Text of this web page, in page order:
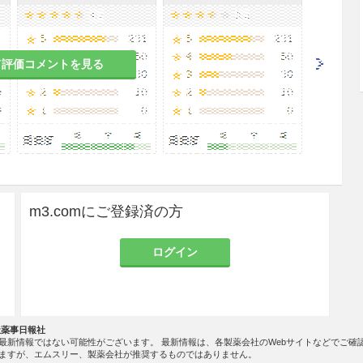
価コメントを見る
m3.comにご登録済の方
ログイン
事日報社
情報ではない可能性がございます。 最新情報は、各製薬会社のWebサイトなどでご確
が、エムスリー、製薬会社が推奨するものではありません。